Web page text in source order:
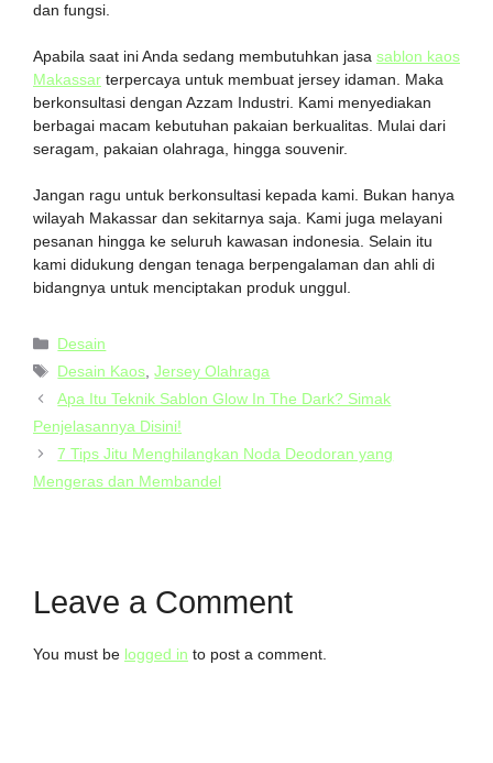
dan fungsi.
Apabila saat ini Anda sedang membutuhkan jasa sablon kaos
Makassar terpercaya untuk membuat jersey idaman. Maka
berkonsultasi dengan Azzam Industri. Kami menyediakan
berbagai macam kebutuhan pakaian berkualitas. Mulai dari
seragam, pakaian olahraga, hingga souvenir.
Jangan ragu untuk berkonsultasi kepada kami. Bukan hanya
wilayah Makassar dan sekitarnya saja. Kami juga melayani
pesanan hingga ke seluruh kawasan indonesia. Selain itu
kami didukung dengan tenaga berpengalaman dan ahli di
bidangnya untuk menciptakan produk unggul.
Desain
Desain Kaos ,Jersey Olahraga
Apa Itu Teknik Sablon Glow In The Dark? Simak
Penjelasannya Disini!
7 Tips Jitu Menghilangkan Noda Deodoran yang
Mengeras dan Membandel
Leave a Comment
You must be logged in to post a comment.